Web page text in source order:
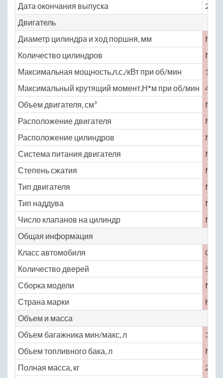
Дата окончания выпуска
2016
Двигатель
Диаметр цилиндра и ход поршня, мм
No
Количество цилиндров
No
Максимальная мощность,л.с./кВт при об/мин
155
Максимальный крутящий момент,Н*м при об/мин
406
Объем двигателя, см³
No
Расположение двигателя
No
Расположение цилиндров
No
Система питания двигателя
No
Степень сжатия
No
Тип двигателя
No
Тип наддува
No
Число клапанов на цилиндр
No
Общая информация
Класс автомобиля
C
Количество дверей
5
Сборка модели
No
Страна марки
Объем и масса
Объем багажника мин/макс, л
385
Объем топливного бака, л
No
Полная масса, кг
2670